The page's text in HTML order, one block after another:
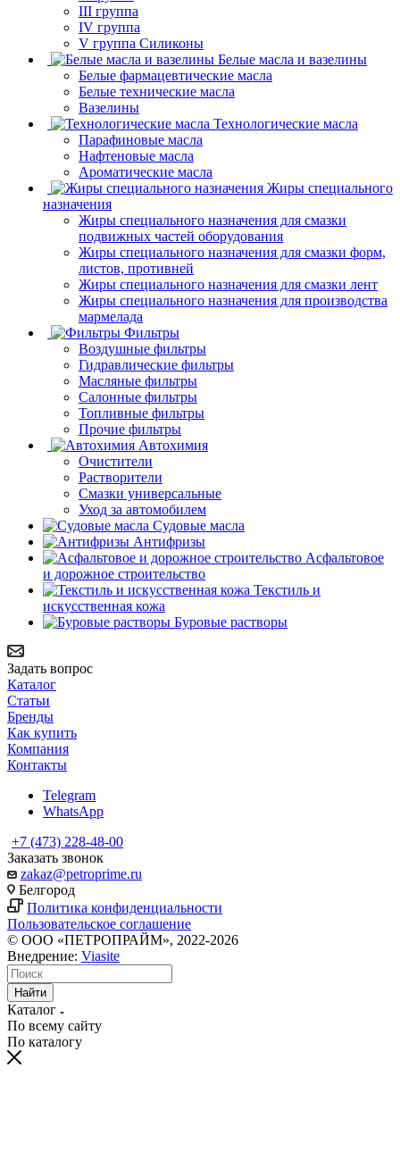
III группа
IV группа
V группа Силиконы
Белые масла и вазелины
Белые фармацевтические масла
Белые технические масла
Вазелины
Технологические масла
Парафиновые масла
Нафтеновые масла
Ароматические масла
Жиры специального
назначения
Жиры специального назначения для смазки
подвижных частей оборудования
Жиры специального назначения для смазки форм,
листов, противней
Жиры специального назначения для смазки лент
Жиры специального назначения для производства
мармелада
Фильтры
Воздушные фильтры
Гидравлические фильтры
Масляные фильтры
Салонные фильтры
Топливные фильтры
Прочие фильтры
Автохимия
Очистители
Растворители
Смазки универсальные
Уход за автомобилем
Судовые масла
Антифризы
Асфальтовое
и дорожное строительство
Текстиль и
искусственная кожа
Буровые растворы
Задать вопрос
Каталог
Статьи
Бренды
Как купить
Компания
Контакты
Telegram
WhatsApp
+7 (473) 228-48-00
Заказать звонок
zakaz@petroprime.ru
Белгород
Политика конфиденциальности
Пользовательское соглашение
© ООО «ПЕТРОПРАЙМ», 2022-2026
Внедрение: Viasite
Найти
Каталог
По всему сайту
По каталогу